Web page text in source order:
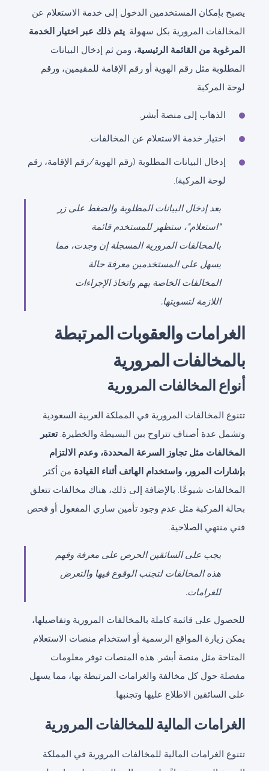
يصبح بإمكان المستخدمين الدخول إلى خدمة الاستعلام عن
المخالفات المرورية بكل سهولة. يتم ذلك عبر اختيار الخدمة
المرغوبة من القائمة الرئيسية، ومن ثم إدخال البيانات
المطلوبة مثل رقم الهوية أو رقم الإقامة للمقيمين، ورقم
لوحة المركبة.
الذهاب إلى منصة أبشر.
اختيار خدمة الاستعلام عن المخالفات.
إدخال البيانات المطلوبة (رقم الهوية/رقم الإقامة، رقم
لوحة المركبة).
بعد إدخال البيانات المطلوبة والضغط على زر
"استعلام"، ستظهر للمستخدم قائمة
بالمخالفات المرورية المسجلة إن وجدت، مما
يسهل على المستخدمين معرفة حالة
المخالفات الخاصة بهم واتخاذ الإجراءات
اللازمة لتسويتها.
الغرامات والعقوبات المرتبطة
بالمخالفات المرورية
أنواع المخالفات المرورية
تتنوع المخالفات المرورية في المملكة العربية السعودية
وتشمل عدة أصناف تتراوح بين البسيطة والخطيرة.تعتبر
المخالفات مثل تجاوز السرعة المحددة، وعدم الالتزام
بإشارات المرور، واستخدام الهاتف أثناء القيادة من أكثر
المخالفات شيوعًا. بالإضافة إلى ذلك، هناك مخالفات تتعلق
بحالة المركبة مثل عدم وجود تأمين ساري المفعول أو فحص
فني منتهي الصلاحية.
يجب على السائقين الحرص على معرفة وفهم
هذه المخالفات لتجنب الوقوع فيها والتعرض
للغرامات.
للحصول على قائمة كاملة بالمخالفات المرورية وتفاصيلها،
يمكن زيارة المواقع الرسمية أو استخدام منصات الاستعلام
المتاحة مثل منصة أبشر. هذه المنصات توفر معلومات
مفصلة حول كل مخالفة والغرامات المرتبطة بها، مما يسهل
على السائقين الاطلاع عليها وتجنبها.
الغرامات المالية للمخالفات المرورية
تتنوع الغرامات المالية للمخالفات المرورية في المملكة